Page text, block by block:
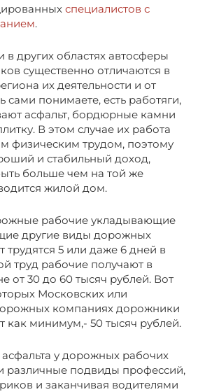
специалистов с
.
в других областях автосферы
существенно отличаются в
их деятельности и от
сами понимаете, есть работяги,
асфальт, бордюрные камни
В этом случае их работа
физическим трудом, поэтому
и стабильный доход,
больше чем на той же
жилой дом.
рабочие укладывающие
другие виды дорожных
5 или даже 6 дней в
труд рабочие получают в
от 30 до 60 тысяч рублей. Вот
Московских или
компаниях дорожники
как минимум,- 50 тысяч рублей.
у дорожных рабочих
различные подвиды профессий,
и заканчивая водителями